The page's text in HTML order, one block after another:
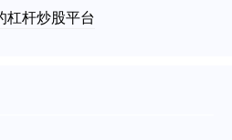
杠杆炒股平台